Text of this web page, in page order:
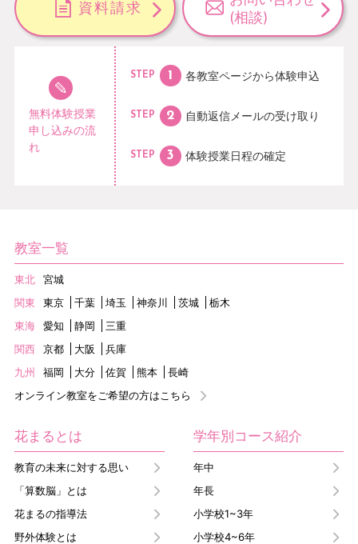
資料請求
(相談)
無料体験授業
申し込みの流
れ
STEP 各教室ページから体験申込
STEP 自動返信メールの受け取り
STEP 体験授業日程の確定
教室一覧
東北
宮城
関東
東京 千葉 埼玉 神奈川 茨城
栃木
東海
愛知 静岡
三重
関西
京都 大阪
兵庫
九州
福岡 大分 佐賀 熊本
長崎
オンライン教室をご希望の方はこちら
花まるとは
教育の未来に対する思い
「算数脳」とは
花まるの指導法
野外体験とは
学年別コース紹介
年中
年長
小学校1~3年
小学校4~6年